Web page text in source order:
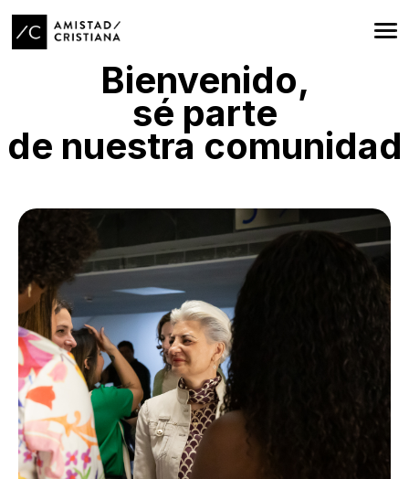
Bienvenido,
sé parte
de nuestra comunidad